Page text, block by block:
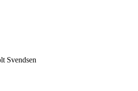
Svendsen